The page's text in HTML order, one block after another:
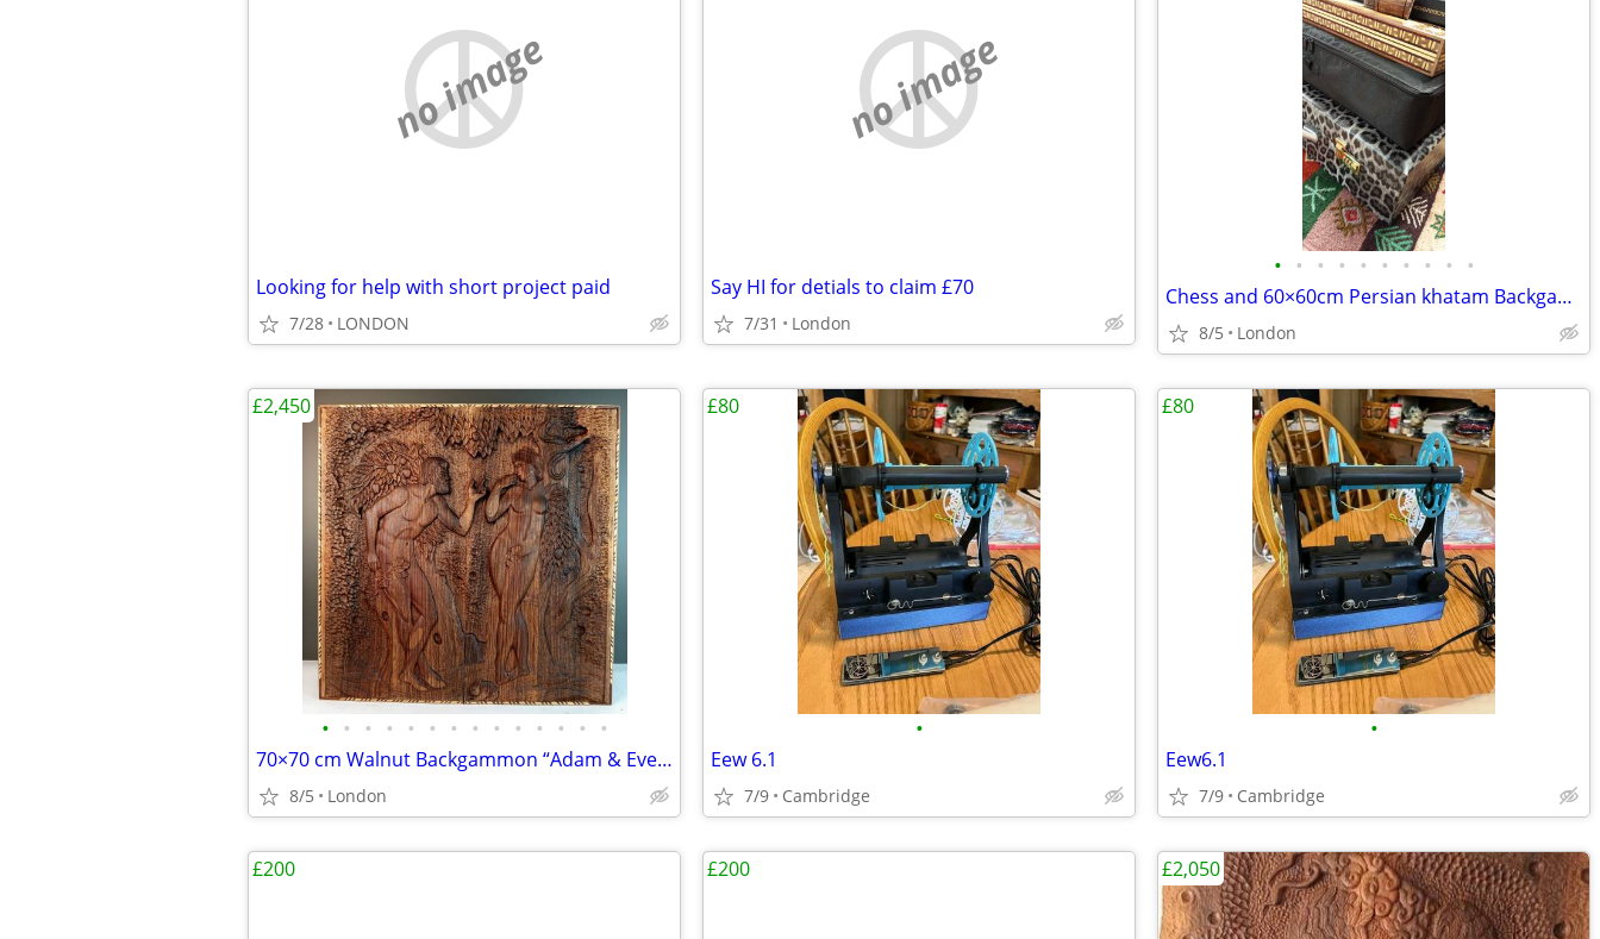
no image
Looking for help with short project paid
7/28 LONDON
no image
Say HI for detials to claim £70
7/31 London
• • • • • • • • • •
Chess and 60×60cm Persian khatam Backgammon Museum Grade Handmade
8/5 London
• • • • • • • • • • • • • •
70×70 cm Walnut Backgammon “Adam & Eve” Museum Grade
8/5 London
£2,450
•
Eew 6.1
7/9 Cambridge
£80
•
Eew6.1
7/9 Cambridge
£80
£200 £200 £2,050